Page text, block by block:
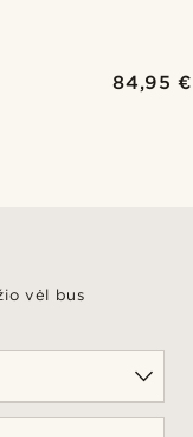
84,95 €
vėl bus